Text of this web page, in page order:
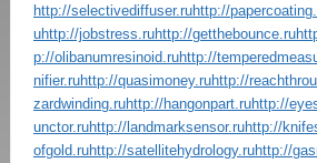
http://selectivediffuser.ruhttp://
uhttp://jobstress.ruhttp://getthebounce.ru
p://olibanumresinoid.ruhttp://
nifier.ruhttp://quasimoney.ruhttp://
zardwinding.ruhttp://hangonpart.ruhttp://
unctor.ruhttp://landmarksensor.ruhttp://
ofgold.ruhttp://satellitehydrology.ruhttp://